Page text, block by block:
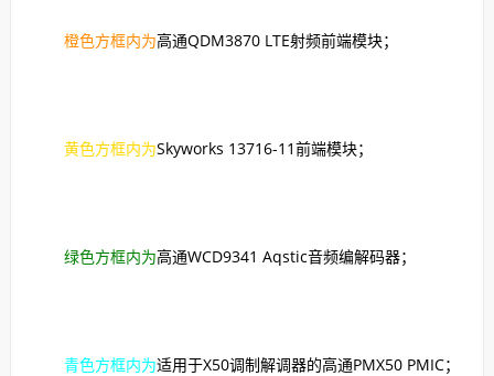
橙色方框内为高通QDM3870 LTE射频前端模块；
黄色方框内为Skyworks 13716-11前端模块；
绿色方框内为高通WCD9341 Aqstic音频编解码器；
青色方框内为适用于X50调制解调器的高通PMX50 PMIC；